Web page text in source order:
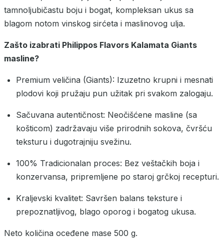
tamnoljubičastu boju i bogat, kompleksan ukus sa
blagom notom vinskog sirćeta i maslinovog ulja.
Zašto izabrati Philippos Flavors Kalamata Giants
masline?
Premium veličina (Giants): Izuzetno krupni i mesnati
plodovi koji pružaju pun užitak pri svakom zalogaju.
Sačuvana autentičnost: Neočišćene masline (sa
košticom) zadržavaju više prirodnih sokova, čvršću
teksturu i dugotrajniju svežinu.
100% Tradicionalan proces: Bez veštačkih boja i
konzervansa, pripremljene po staroj grčkoj recepturi.
Kraljevski kvalitet: Savršen balans teksture i
prepoznatljivog, blago oporog i bogatog ukusa.
Neto količina oceđene mase 500 g.